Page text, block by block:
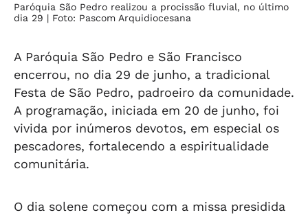
Paróquia São Pedro realizou a procissão fluvial, no último
dia 29 | Foto: Pascom Arquidiocesana
A Paróquia São Pedro e São Francisco
encerrou, no dia 29 de junho, a tradicional
Festa de São Pedro, padroeiro da comunidade.
A programação, iniciada em 20 de junho, foi
vivida por inúmeros devotos, em especial os
pescadores, fortalecendo a espiritualidade
comunitária.
O dia solene começou com a missa presidida